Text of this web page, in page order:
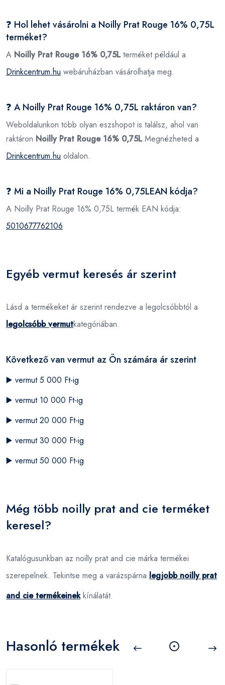
❓ Hol lehet vásárolni a Noilly Prat Rouge 16% 0,75L
terméket?
A Noilly Prat Rouge 16% 0,75Lterméket például a
Drinkcentrum.hu webáruházban vásárolhatja meg.
❓ A Noilly Prat Rouge 16% 0,75L raktáron van?
Weboldalunkon több olyan eszshopot is találsz, ahol van
raktáron Noilly Prat Rouge 16% 0,75LMegnézheted a
Drinkcentrum.hu oldalon.
❓ Mi a Noilly Prat Rouge 16% 0,75LEAN kódja?
A Noilly Prat Rouge 16% 0,75L termék EAN kódja:
5010677762106
Egyéb vermut keresés ár szerint
Lásd a termékeket ár szerint rendezve a legolcsóbbtól a
legolcsóbb vermutkategóriában.
Következő van vermut az Ön számára ár szerint
▶️ vermut 5 000 Ft-ig
▶️ vermut 10 000 Ft-ig
▶️ vermut 20 000 Ft-ig
▶️ vermut 30 000 Ft-ig
▶️ vermut 50 000 Ft-ig
Még több noilly prat and cie terméket
keresel?
Katalógusunkban az noilly prat and cie márka termékei
szerepelnek. Tekintse meg a varázspárna legjobb noilly prat
and cie termékeinekkínálatát.
Hasonló termékek